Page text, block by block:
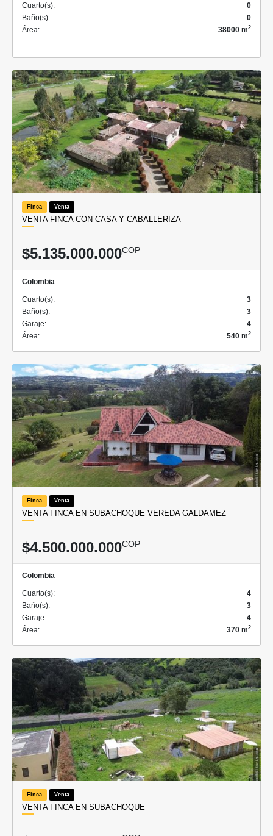
Cuarto(s):
0
Baño(s):
0
Área:
38000 m2
Finca Venta
VENTA FINCA CON CASA Y CABALLERIZA
$5.135.000.000COP
Colombia
Cuarto(s):
3
Baño(s):
3
Garaje:
4
Área:
540 m2
Finca Venta
VENTA FINCA EN SUBACHOQUE VEREDA GALDAMEZ
$4.500.000.000COP
Colombia
Cuarto(s):
4
Baño(s):
3
Garaje:
4
Área:
370 m2
Finca Venta
VENTA FINCA EN SUBACHOQUE